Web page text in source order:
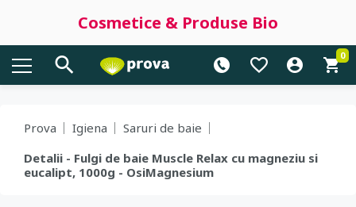
Cosmetice & Produse Bio
0
Prova Igiena
Saruri de baie
Detalii - Fulgi de baie Muscle Relax cu magneziu si
eucalipt, 1000g - OsiMagnesium